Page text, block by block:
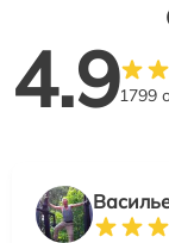
4.91799